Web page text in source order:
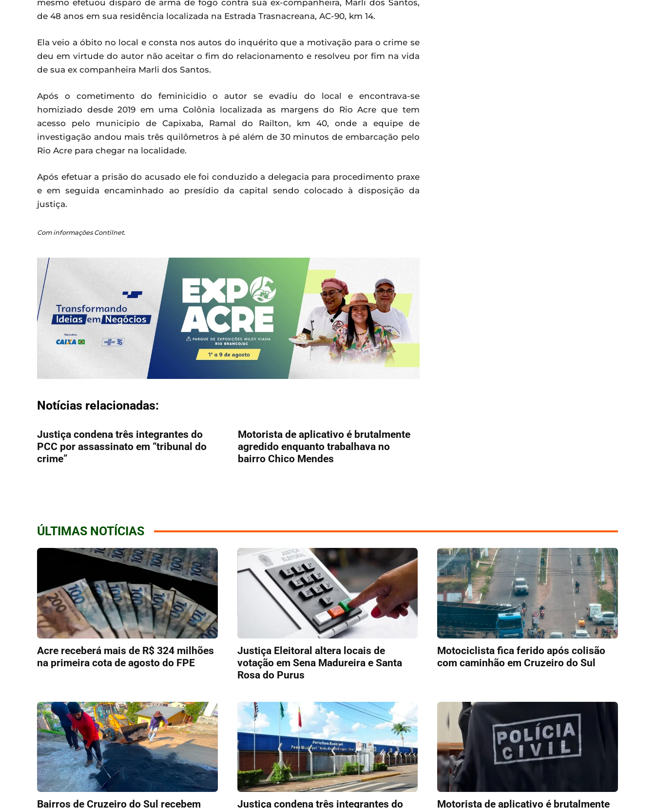
mesmo efetuou disparo de arma de fogo contra sua ex-companheira, Marli dos Santos,
de 48 anos em sua residência localizada na Estrada Trasnacreana, AC-90, km 14.
Ela veio a óbito no local e consta nos autos do inquérito que a motivação para o crime se
deu em virtude do autor não aceitar o fim do relacionamento e resolveu por fim na vida
de sua ex companheira Marli dos Santos.
Após o cometimento do feminicidio o autor se evadiu do local e encontrava-se
homiziado desde 2019 em uma Colônia localizada as margens do Rio Acre que tem
acesso pelo municipio de Capixaba, Ramal do Railton, km 40, onde a equipe de
investigação andou mais três quilômetros à pé além de 30 minutos de embarcação pelo
Rio Acre para chegar na localidade.
Após efetuar a prisão do acusado ele foi conduzido a delegacia para procedimento praxe
e em seguida encaminhado ao presídio da capital sendo colocado à disposição da
justiça.
Com informações Contilnet.
Notícias relacionadas:
Justiça condena três integrantes do
PCC por assassinato em “tribunal do
crime”
Motorista de aplicativo é brutalmente
agredido enquanto trabalhava no
bairro Chico Mendes
ÚLTIMAS NOTÍCIAS
Acre receberá mais de R$ 324 milhões
na primeira cota de agosto do FPE
Justiça Eleitoral altera locais de
votação em Sena Madureira e Santa
Rosa do Purus
Motociclista fica ferido após colisão
com caminhão em Cruzeiro do Sul
Bairros de Cruzeiro do Sul recebem Justiça condena três integrantes do Motorista de aplicativo é brutalmente